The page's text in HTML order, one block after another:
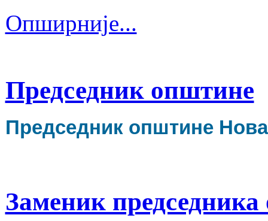
Опширније...
Председник општине
Председник општине
Заменик